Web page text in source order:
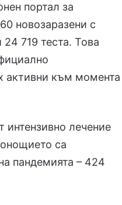
портал за
новозаразени с
719 теста. Това
активни към момента
интензивно лечение
са
пандемията – 424